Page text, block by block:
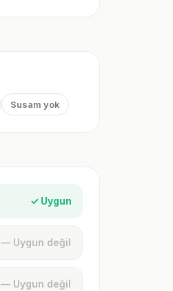
Susam yok
✓ Uygun
— Uygun değil
— Uygun değil